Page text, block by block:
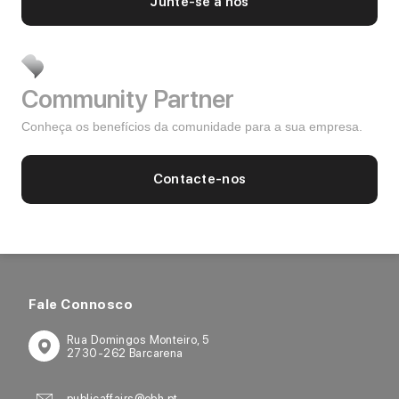
NOTÍCIAS RELACIONADAS
Fale Connosco
Rua Domingos Monteiro, 5
2730-262 Barcarena
Community Partner
Conheça os benefícios da comunidade para a sua empresa.
Contacte-nos